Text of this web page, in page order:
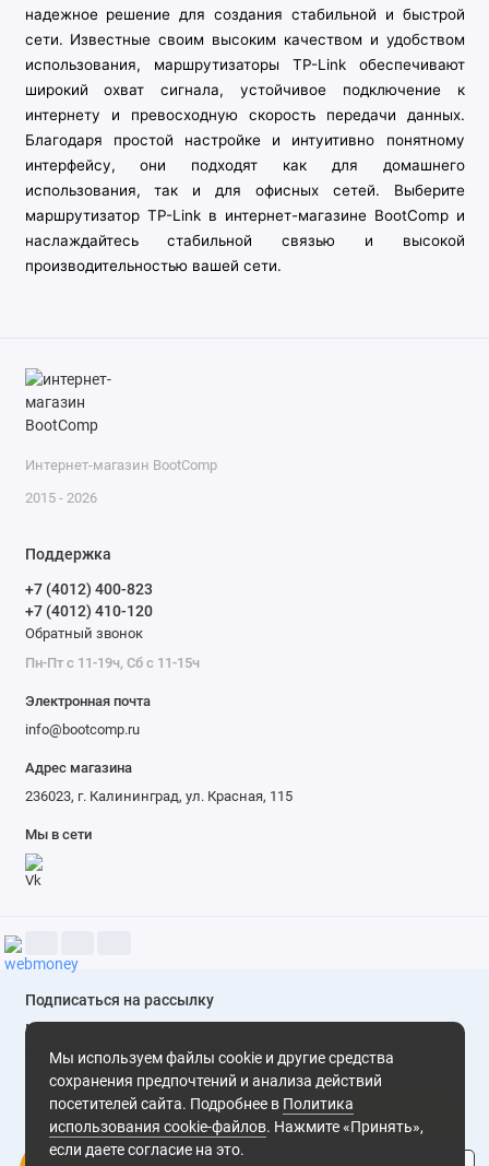
Оборудование Xiaomi
Сетевые хранилища (NAS серверы)
SFP модули
Разное
Показать все
надежное решение для создания стабильной и быстрой
сети. Известные своим высоким качеством и удобством
использования, маршрутизаторы TP-Link обеспечивают
широкий охват сигнала, устойчивое подключение к
интернету и превосходную скорость передачи данных.
Благодаря простой настройке и интуитивно понятному
интерфейсу, они подходят как для домашнего
использования, так и для офисных сетей. Выберите
маршрутизатор TP-Link в интернет-магазине BootComp и
наслаждайтесь стабильной связью и высокой
производительностью вашей сети.
Мы используем файлы cookie и другие средства
сохранения предпочтений и анализа действий
посетителей сайта. Подробнее в Политика
использования cookie-файлов. Нажмите «Принять»,
если даете согласие на это.
Интернет-магазин BootComp
2015 - 2026
Поддержка
+7 (4012) 400-823
+7 (4012) 410-120
Обратный звонок
Пн-Пт с 11-19ч, Сб с 11-15ч
Электронная почта
info@bootcomp.ru
Адрес магазина
236023, г. Калининград, ул. Красная, 115
Мы в сети
Подписаться на рассылку
Мы не будем присылать вам спам. Только скидки и
выгодные предложения